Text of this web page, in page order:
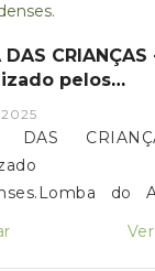
DAS CRIANÇAS
pelos
DAS
do